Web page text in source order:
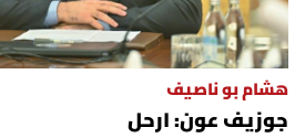
هشام بو ناصيف
جوزيف عون: ارحل